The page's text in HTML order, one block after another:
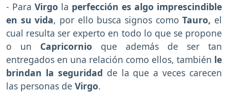
- Para Virgo la perfección es algo imprescindible
en su vida, por ello busca signos comoTauro, el
cual resulta ser experto en todo lo que se propone
o un Capricornio que además de ser tan
entregados en una relación como ellos, también le
brindan la seguridad de la que a veces carecen
las personas de Virgo.